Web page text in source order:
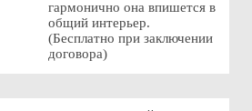
гармонично она впишется в
общий интерьер.
(Бесплатно при заключении
договора)